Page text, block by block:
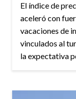
El índice de
aceleró con
vacaciones de
vinculados al
la expectativa